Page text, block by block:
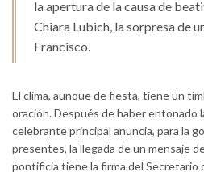
la apertura de la causa de
Chiara Lubich, la sorpresa de
Francisco.
El clima, aunque de fiesta, tiene un
oración. Después de haber entonado
celebrante principal anuncia, para la
presentes, la llegada de un mensaje
pontificia tiene la firma del Secretario